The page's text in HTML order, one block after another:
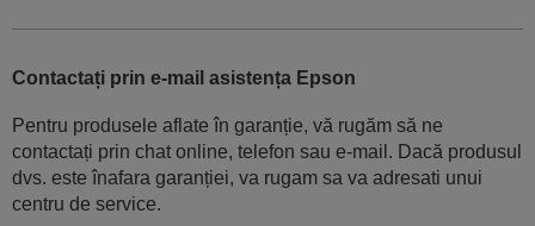
Contactați prin e-mail asistența Epson
Pentru produsele aflate în garanție, vă rugăm să ne
contactați prin chat online, telefon sau e-mail. Dacă produsul
dvs. este înafara garanției, va rugam sa va adresati unui
centru de service.